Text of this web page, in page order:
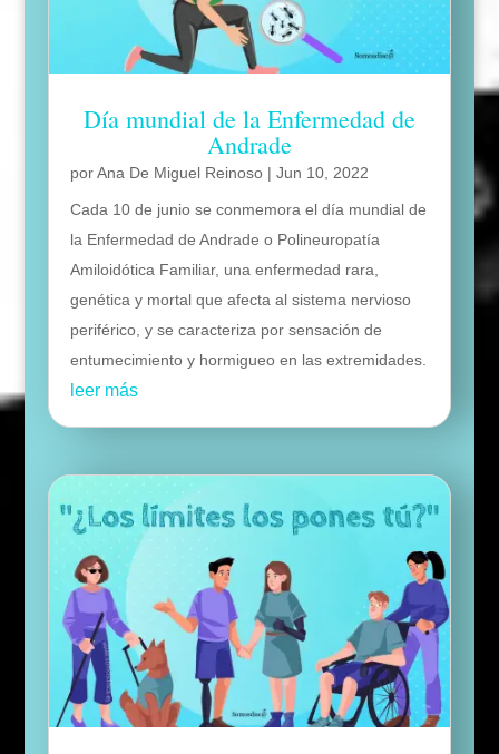
Día mundial de la Enfermedad de
Andrade
porAna De Miguel Reinoso| Jun 10, 2022
Cada 10 de junio se conmemora el día mundial de
la Enfermedad de Andrade o Polineuropatía
Amiloidótica Familiar, una enfermedad rara,
genética y mortal que afecta al sistema nervioso
periférico, y se caracteriza por sensación de
entumecimiento y hormigueo en las extremidades.
leer más